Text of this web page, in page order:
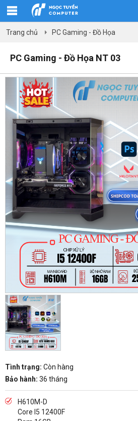
Trang chủ PC Gaming - Đồ Họa
PC Gaming - Đồ Họa NT 03
Tình trạng: Còn hàng
Bảo hành: 36 tháng
H610M-D
Core I5 12400F